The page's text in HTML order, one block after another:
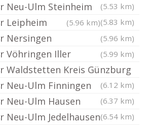
(5.53 km)
Neu-Ulm Steinheim
(5.83 km)
Leipheim (5.96 km)
Nersingen (5.96 km)
Vöhringen Iller (5.99 km)
Waldstetten Kreis Günzburg
(6.12 km)
Neu-Ulm Finningen
(6.37 km)
Neu-Ulm Hausen
(6.54 km)
Neu-Ulm Jedelhausen